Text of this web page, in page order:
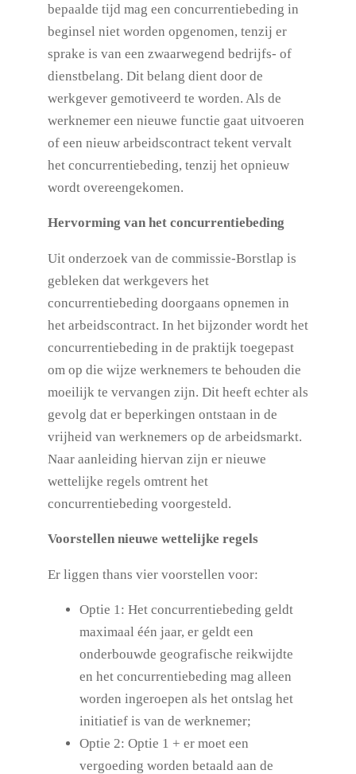
bepaalde tijd mag een concurrentiebeding in
beginsel niet worden opgenomen, tenzij er
sprake is van een zwaarwegend bedrijfs- of
dienstbelang. Dit belang dient door de
werkgever gemotiveerd te worden. Als de
werknemer een nieuwe functie gaat uitvoeren
of een nieuw arbeidscontract tekent vervalt
het concurrentiebeding, tenzij het opnieuw
wordt overeengekomen.
Hervorming van het concurrentiebeding
Uit onderzoek van de commissie-Borstlap is
gebleken dat werkgevers het
concurrentiebeding doorgaans opnemen in
het arbeidscontract. In het bijzonder wordt het
concurrentiebeding in de praktijk toegepast
om op die wijze werknemers te behouden die
moeilijk te vervangen zijn. Dit heeft echter als
gevolg dat er beperkingen ontstaan in de
vrijheid van werknemers op de arbeidsmarkt.
Naar aanleiding hiervan zijn er nieuwe
wettelijke regels omtrent het
concurrentiebeding voorgesteld.
Voorstellen nieuwe wettelijke regels
Er liggen thans vier voorstellen voor:
Optie 1: Het concurrentiebeding geldt
maximaal één jaar, er geldt een
onderbouwde geografische reikwijdte
en het concurrentiebeding mag alleen
worden ingeroepen als het ontslag het
initiatief is van de werknemer;
Optie 2: Optie 1 + er moet een
vergoeding worden betaald aan de